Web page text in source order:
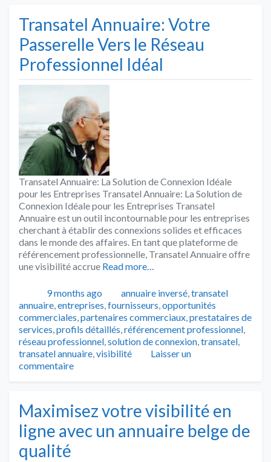
Transatel Annuaire: Votre
Passerelle Vers le Réseau
Professionnel Idéal
Transatel Annuaire: La Solution de Connexion Idéale
pour les Entreprises Transatel Annuaire: La Solution de
Connexion Idéale pour les Entreprises Transatel
Annuaire est un outil incontournable pour les entreprises
cherchant à établir des connexions solides et efficaces
dans le monde des affaires. En tant que plateforme de
référencement professionnelle, Transatel Annuaire offre
une visibilité accrue Read more…
Publié9 months ago Catégories
annuaire inversé,transatel
annuaire,entreprises,fournisseurs,opportunités
commerciales,partenaires commerciaux,prestataires de
services,profils détaillés,référencement professionnel,
réseau professionnel,solution de connexion,transatel,
transatel annuaire,visibilité
Laisser un
commentaire
Maximisez votre visibilité en
ligne avec un annuaire belge de
qualité